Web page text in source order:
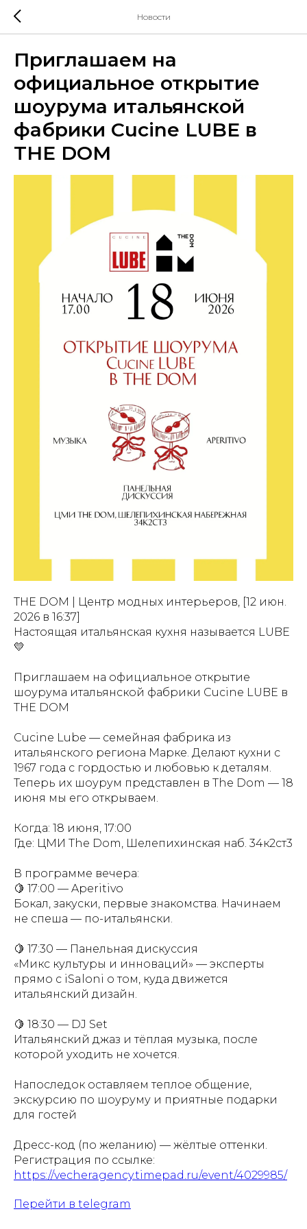
Новости
Приглашаем на
официальное открытие
шоурума итальянской
фабрики Cucine LUBE в
THE DOM
THE DOM | Центр модных интерьеров, [12 июн.
2026 в 16:37]
Настоящая итальянская кухня называется LUBE
💛
Приглашаем на официальное открытие
шоурума итальянской фабрики Cucine LUBE в
THE DOM
Cucine Lube — семейная фабрика из
итальянского региона Марке. Делают кухни с
1967 года с гордостью и любовью к деталям.
Теперь их шоурум представлен в The Dom — 18
июня мы его открываем.
Когда: 18 июня, 17:00
Где: ЦМИ The Dom, Шелепихинская наб. 34к2ст3
В программе вечера:
🍋 17:00 — Aperitivo
Бокал, закуски, первые знакомства. Начинаем
не спеша — по-итальянски.
🍋 17:30 — Панельная дискуссия
«Микс культуры и инноваций» — эксперты
прямо с iSaloni о том, куда движется
итальянский дизайн.
🍋 18:30 — DJ Set
Итальянский джаз и тёплая музыка, после
которой уходить не хочется.
Напоследок оставляем теплое общение,
экскурсию по шоуруму и приятные подарки
для гостей
Дресс-код (по желанию) — жёлтые оттенки.
Регистрация по ссылке:
https://vecheragency.timepad.ru/event/4029985/
Перейти в telegram